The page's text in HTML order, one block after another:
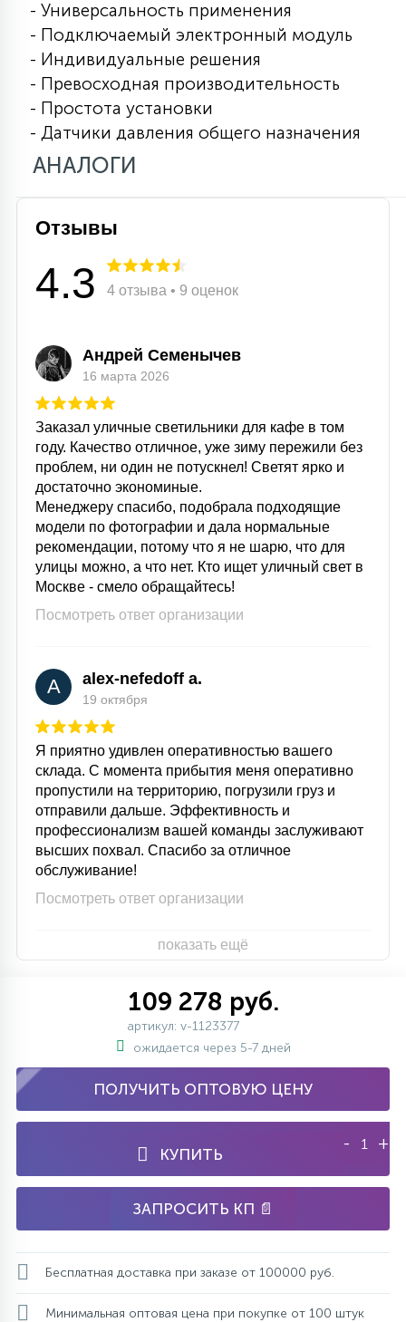
С УПРАВЛЕНИЕМ
АКСЕССУАРЫ
- Универсальность применения
- Подключаемый электронный модуль
- Индивидуальные решения
- Превосходная производительность
- Простота установки
- Датчики давления общего назначения
АНАЛОГИ
Отзывы
4.3 4 отзыва • 9 оценок
Андрей Семенычев
16 марта 2026
Заказал уличные светильники для кафе в том
году. Качество отличное, уже зиму пережили без
проблем, ни один не потускнел! Светят ярко и
достаточно экономиные.
Менеджеру спасибо, подобрала подходящие
модели по фотографии и дала нормальные
рекомендации, потому что я не шарю, что для
улицы можно, а что нет. Кто ищет уличный свет в
Москве - смело обращайтесь!
Посмотреть ответ организации
A alex-nefedoff a.
19 октября
Я приятно удивлен оперативностью вашего
склада. С момента прибытия меня оперативно
пропустили на территорию, погрузили груз и
отправили дальше. Эффективность и
профессионализм вашей команды заслуживают
высших похвал. Спасибо за отличное
обслуживание!
Посмотреть ответ организации
показать ещё
109 278 руб.
артикул: v-1123377
ожидается через 5-7 дней
ПОЛУЧИТЬ ОПТОВУЮ ЦЕНУ
КУПИТЬ
- +
ЗАПРОСИТЬ КП 📄
Бесплатная доставка при заказе от 100000 руб.
Минимальная оптовая цена при покупке от 100 штук